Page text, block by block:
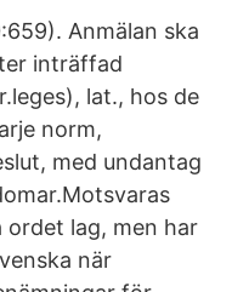
Anmälan ska
inträffad
lat., hos de
norm,
med undantag
ordet lag, men har
när